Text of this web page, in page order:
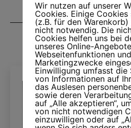
Wir nutzen auf unserer
Cookies. Einige
(z.B. für den Warenkorb)
nicht notwendig. Die
Cookies helfen uns bei
unseres Online-
Webseitenfunktionen
Marketingzwecke
Einwilligung umfasst die
von Informationen auf
das Auslesen
sowie deren
auf „Alle akzeptieren“,
von nicht notwendigen
einzuwilligen oder auf